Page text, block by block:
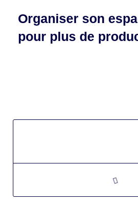
Organiser son
pour plus de